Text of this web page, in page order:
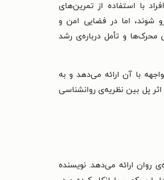
افراد با استفاده از تمرین‌های
شوند، اما در فضایی امن و
محرک‌ها و تأمل درباره‌ی رشد
با آن ارائه می‌دهد و به
پل بین نظریه‌ی روانشناسی
روان ارائه می‌دهد. نویسنده